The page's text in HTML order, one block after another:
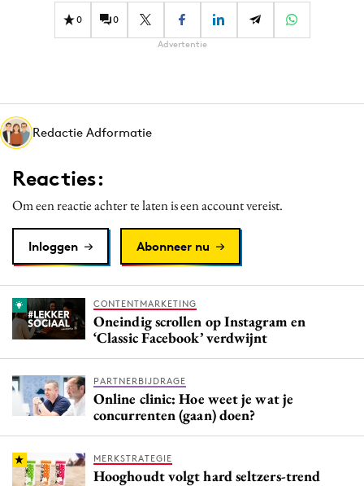
Effectiviteit
Martech
Merkstrategie
PR
Programmatic
Purpose Marketing
Reputatie & crisis
0 0
Advertentie
Redactie Adformatie
Reacties:
Om een reactie achter te laten is een account vereist.
Inloggen Abonneer nu
CONTENTMARKETING
Oneindig scrollen op Instagram en
‘Classic Facebook’ verdwijnt
PARTNERBIJDRAGE
Online clinic: Hoe weet je wat je
concurrenten (gaan) doen?
MERKSTRATEGIE
Hooghoudt volgt hard seltzers-trend